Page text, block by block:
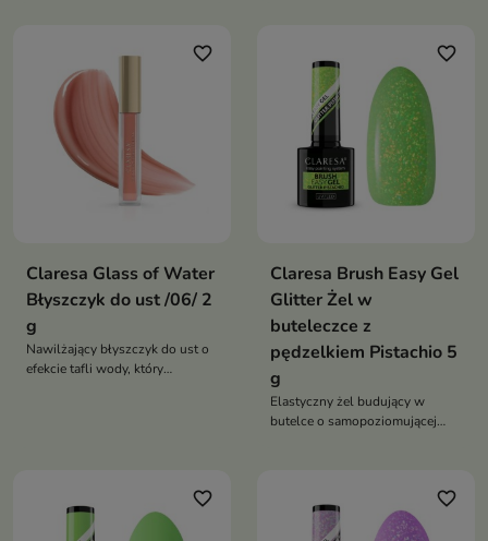
favorite_border
Claresa Glass of Water
Błyszczyk do ust /06/ 2
g
Nawilżający błyszczyk do ust o
efekcie tafli wody, który
favorite_border
Claresa Brush Easy Gel
Glitter Żel w
buteleczce z
pędzelkiem Pistachio 5
g
Elastyczny żel budujący w
butelce o samopoziomującej
przedłużanie paznokci oraz
zapewnia trwałą stylizację bez
favorite_border favorite_border